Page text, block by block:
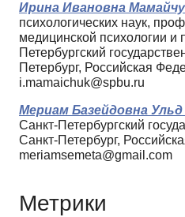
Ирина Ивановна
психологических наук,
медицинской психологии и
Петербургский
Петербург, Российская
i.mamaichuk@spbu.ru
Мериам Базейдовна
Санкт-Петербургский
Санкт-Петербург,
meriamsemeta@gmail.com
Метрики